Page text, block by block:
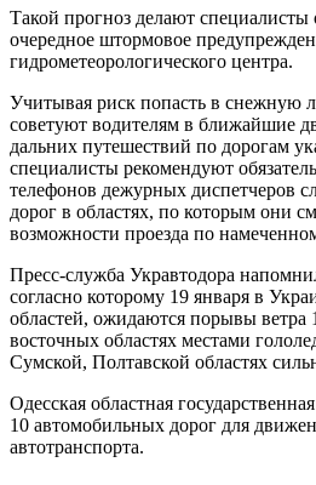
Такой прогноз делают специалисты
очередное штормовое
гидрометеорологического центра.
Учитывая риск попасть в снежную
советуют водителям в ближайшие
дальних путешествий по дорогам
специалисты рекомендуют
телефонов дежурных диспетчеров
дорог в областях, по которым они
возможности проезда по
Пресс-служба Укравтодора
согласно которому 19 января в
областей, ожидаются порывы ветра
восточных областях местами
Сумской, Полтавской областях
Одесская областная
10 автомобильных дорог для
автотранспорта.